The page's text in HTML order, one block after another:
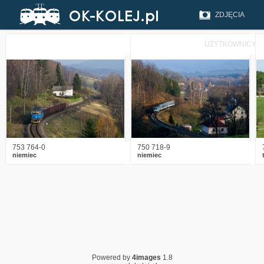
ZDJĘCIA
UŻYTKOWNICY
753 764-0
niemiec
2126 8
750 718-9
niemiec
Powered by 4images 1.8